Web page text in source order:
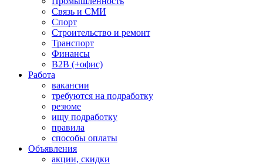
Связь и СМИ
Спорт
Строительство и ремонт
Транспорт
Финансы
B2B (+офис)
Работа
вакансии
требуются на подработку
резюме
ищу подработку
правила
способы оплаты
Объявления
акции, скидки